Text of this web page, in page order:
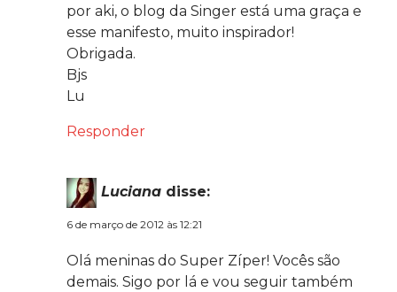
por aki, o blog da Singer está uma graça e
esse manifesto, muito inspirador!
Obrigada.
Bjs
Lu
Responder
Luciana disse:
6 de março de 2012 às 12:21
Olá meninas do Super Zíper! Vocês são
demais. Sigo por lá e vou seguir também